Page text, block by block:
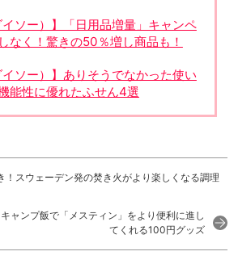
イソー）】「日用品増量」キャンペ
なく！驚きの50％増し商品も！
イソー）】ありそうでなかった使い
能性に優れたふせん4選
！スウェーデン発の焚き火がより楽しくなる調理
キャンプ飯で「メスティン」をより便利に進し
てくれる100円グッズ